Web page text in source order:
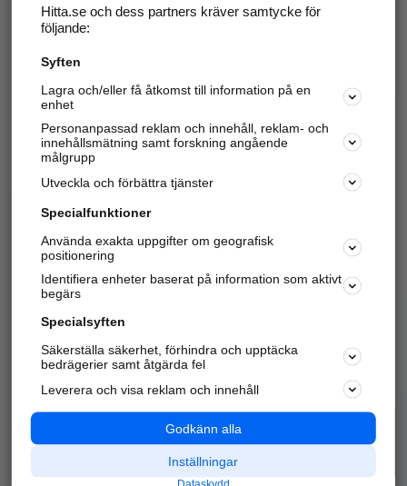
Hitta.se - Gratis nummerupplysning.
Sök företag, personer och platser.
Hitta telefonnummer, adresser, företagsinfo mm.
Marknadsför företaget
Kom igång och annonsera mot
samarbetspartners nära dig.
Alla kategorier
Populära sökningar
API & Kartor
Annonsera
Integritet
Nödnummer
Hitta.se och dess partners kräver samtycke för
följande:
Syften
Lagra och/eller få åtkomst till information på en
enhet
Personanpassad reklam och innehåll, reklam- och
innehållsmätning samt forskning angående
målgrupp
Utveckla och förbättra tjänster
Specialfunktioner
Använda exakta uppgifter om geografisk
positionering
Identifiera enheter baserat på information som aktivt
begärs
Specialsyften
Säkerställa säkerhet, förhindra och upptäcka
bedrägerier samt åtgärda fel
Leverera och visa reklam och innehåll
Godkänn alla
Inställningar
Dataskydd